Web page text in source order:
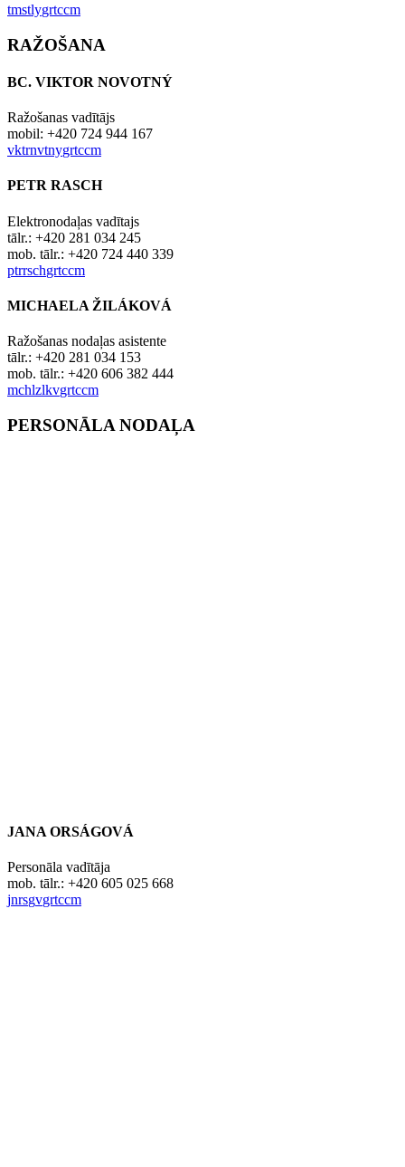
tmstlygrtccm
RAŽOŠANA
BC. VIKTOR NOVOTNÝ
Ražošanas vadītājs
mobil: +420 724 944 167
vktrnvtnygrtccm
PETR RASCH
Elektronodaļas vadītajs
tālr.: +420 281 034 245
mob. tālr.: +420 724 440 339
ptrrschgrtccm
MICHAELA ŽILÁKOVÁ
Ražošanas nodaļas asistente
tālr.: +420 281 034 153
mob. tālr.: +420 606 382 444
mchlzlkvgrtccm
PERSONĀLA NODAĻA
JANA ORSÁGOVÁ
Personāla vadītāja
mob. tālr.: +420 605 025 668
jnrsgvgrtccm